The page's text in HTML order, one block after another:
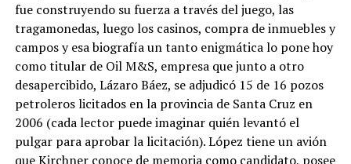
fue construyendo su fuerza a través del juego, las
tragamonedas, luego los casinos, compra de inmuebles y
campos y esa biografía un tanto enigmática lo pone hoy
como titular de Oil M&S, empresa que junto a otro
desapercibido, Lázaro Báez, se adjudicó 15 de 16 pozos
petroleros licitados en la provincia de Santa Cruz en
2006 (cada lector puede imaginar quién levantó el
pulgar para aprobar la licitación). López tiene un avión
que Kirchner conoce de memoria como candidato, posee